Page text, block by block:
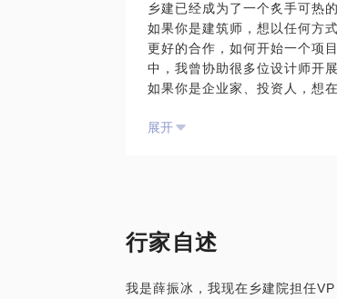
乡建已经成为了一个炙手可热
如果你是建筑师，想以任何方
更好的合作，如何开始一个项
中，我曾协助很多位设计师开
如果你是企业家、投资人，想
如果你是负责农村工作的政府
多人，也希望对你有一点价值。
展开
行家自述
我是薛振冰，我现在乡建院担任VP